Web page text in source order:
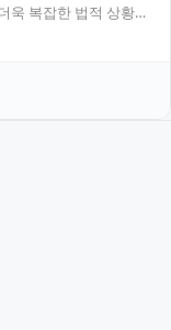
욱 복잡한 법적 상황